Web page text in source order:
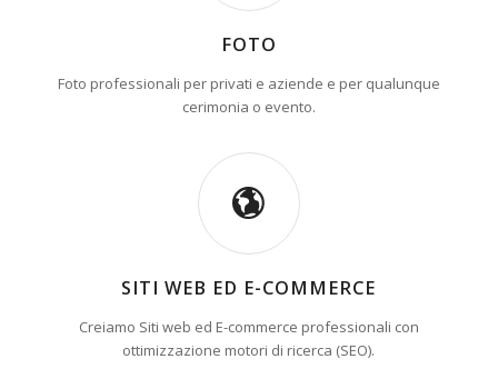
FOTO
Foto professionali per privati e aziende e per qualunque
cerimonia o evento.
SITI WEB ED E-COMMERCE
Creiamo Siti web ed E-commerce professionali con
ottimizzazione motori di ricerca (SEO).